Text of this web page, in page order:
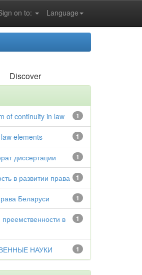
Language
on to:
Discover
1
of continuity in law
1
elements
1
диссертации
1
в развитии права
1
Беларуси
1
в
1
НАУКИ